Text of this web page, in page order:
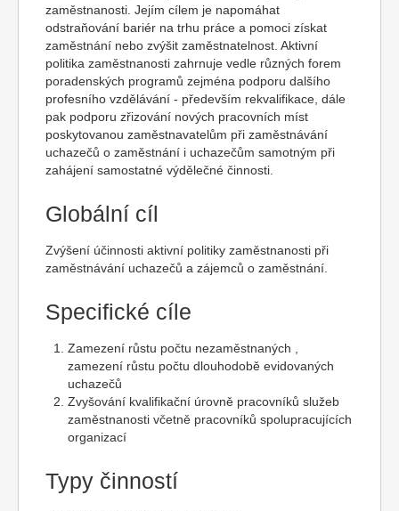
zaměstnanosti. Jejím cílem je napomáhat
odstraňování bariér na trhu práce a pomoci získat
zaměstnání nebo zvýšit zaměstnatelnost. Aktivní
politika zaměstnanosti zahrnuje vedle různých forem
poradenských programů zejména podporu dalšího
profesního vzdělávání - především rekvalifikace, dále
pak podporu zřizování nových pracovních míst
poskytovanou zaměstnavatelům při zaměstnávání
uchazečů o zaměstnání i uchazečům samotným při
zahájení samostatné výdělečné činnosti.
Globální cíl
Zvýšení účinnosti aktivní politiky zaměstnanosti při
zaměstnávání uchazečů a zájemců o zaměstnání.
Specifické cíle
Zamezení růstu počtu nezaměstnaných ,
zamezení růstu počtu dlouhodobě evidovaných
uchazečů
Zvyšování kvalifikační úrovně pracovníků služeb
zaměstnanosti včetně pracovníků spolupracujících
organizací
Typy činností